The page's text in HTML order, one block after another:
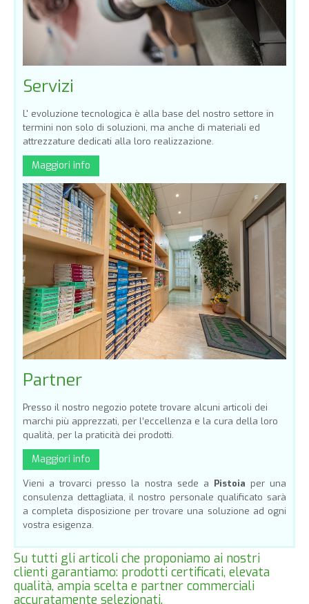
Servizi
L' evoluzione tecnologica è alla base del nostro settore in
termini non solo di soluzioni, ma anche di materiali ed
attrezzature dedicati alla loro realizzazione.
Maggiori info
Partner
Presso il nostro negozio potete trovare alcuni articoli dei
marchi più apprezzati, per l’eccellenza e la cura della loro
qualità, per la praticità dei prodotti.
Maggiori info
Vieni a trovarci presso la nostra sede a Pistoia per una
consulenza dettagliata, il nostro personale qualificato sarà
a completa disposizione per trovare una soluzione ad ogni
vostra esigenza.
Su tutti gli articoli che proponiamo ai nostri
clienti garantiamo: prodotti certificati, elevata
qualità, ampia scelta e partner commerciali
accuratamente selezionati.